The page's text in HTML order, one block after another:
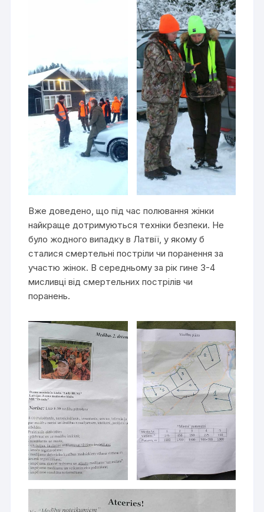
Вже доведено, що під час полювання жінки
найкраще дотримуються техніки безпеки. Не
було жодного випадку в Латвії, у якому б
сталися смертельні постріли чи поранення за
участю жінок. В середньому за рік гине 3-4
мисливці від смертельних пострілів чи
поранень.